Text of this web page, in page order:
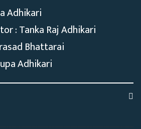
Adhikari
: Tanka Raj Adhikari
Bhattarai
Adhikari